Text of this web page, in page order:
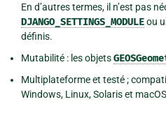
En d’autres termes, il n’est pas
DJANGO_SETTINGS_MODULEou
définis.
Mutabilité : les objets
Multiplateforme et testé ;
Windows, Linux, Solaris et